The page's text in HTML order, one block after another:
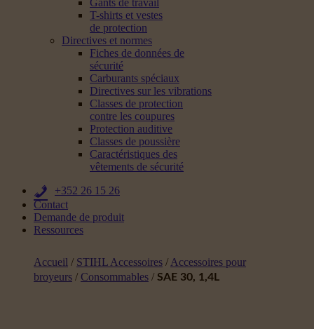
Gants de travail
T-shirts et vestes
de protection
Directives et normes
Fiches de données de
sécurité
Carburants spéciaux
Directives sur les vibrations
Classes de protection
contre les coupures
Protection auditive
Classes de poussière
Caractéristiques des
vêtements de sécurité
+352 26 15 26
Contact
Demande de produit
Ressources
Accueil / STIHL Accessoires / Accessoires pour
broyeurs / Consommables / SAE 30, 1,4L